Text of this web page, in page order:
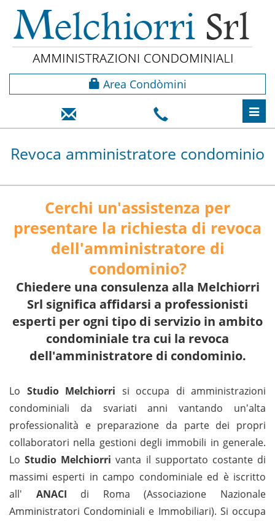
Area Condòmini
Revoca amministratore condominio
Cerchi un'assistenza per
presentare la richiesta di revoca
dell'amministratore di
condominio?
Chiedere una consulenza alla Melchiorri
Srl significa affidarsi a professionisti
esperti per ogni tipo di servizio in ambito
condominiale tra cui la revoca
dell'amministratore di condominio.
Lo Studio Melchiorri si occupa di amministrazioni
condominiali da svariati anni vantando un'alta
professionalità e preparazione da parte dei propri
collaboratori nella gestioni degli immobili in generale.
LoStudio Melchiorrivanta il supportato costante di
massimi esperti in campo condominiale ed è iscritto
all' ANACI di Roma (Associazione Nazionale
Amministratori Condominiali e Immobiliari). Si occupa